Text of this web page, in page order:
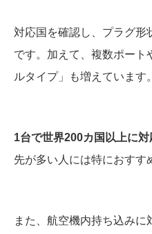
対応国を確認し、プラグ形
です。加えて、複数ポート
ルタイプ」も増えています。
1台で世界200カ国以上に
先が多い人には特におすす
また、航空機内持ち込み